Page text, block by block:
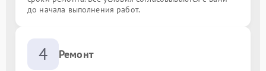
до начала выполнения работ.
4 Ремонт